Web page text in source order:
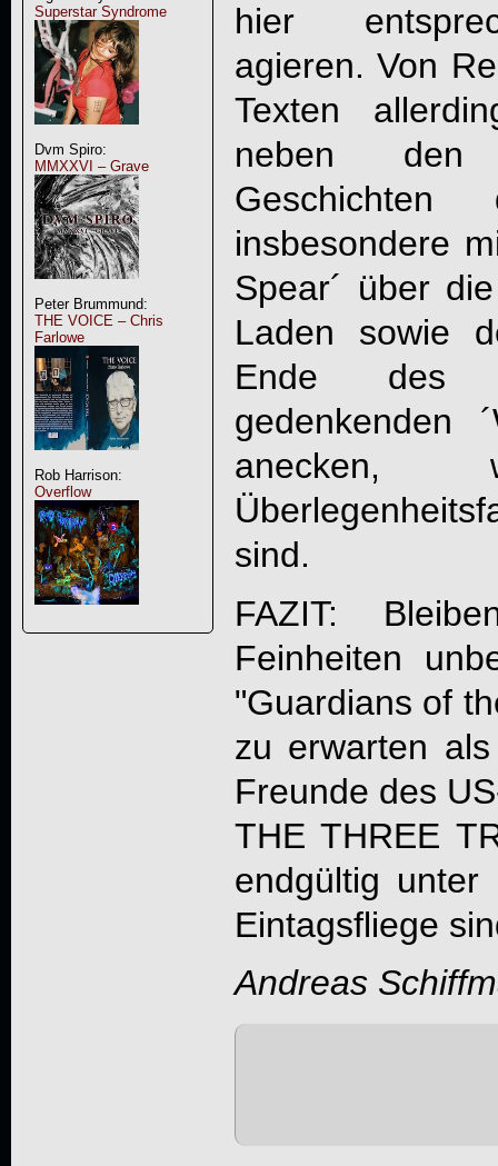
Superstar Syndrome
Dvm Spiro:
MMXXVI – Grave
Peter Brummund:
THE VOICE – Chris
Farlowe
Rob Harrison:
Overflow
hier
agieren. Von
Texten
neben den
insbesondere
Spear´ über
Laden sowie
Ende des
gedenkenden
anecken,
sind.
FAZIT:
Feinheiten
"Guardians of
zu erwarten
Freunde des
THE THREE
endgültig
Eintagsfliege
Andreas